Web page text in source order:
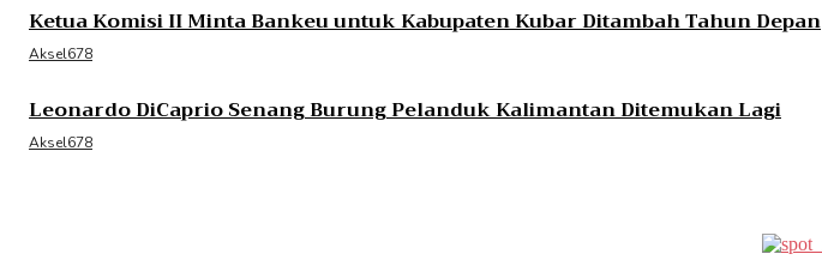
Ketua Komisi II Minta Bankeu untuk Kabupaten Kubar Ditambah Tahun Depan
Aksel678
Leonardo DiCaprio Senang Burung Pelanduk Kalimantan Ditemukan Lagi
Aksel678